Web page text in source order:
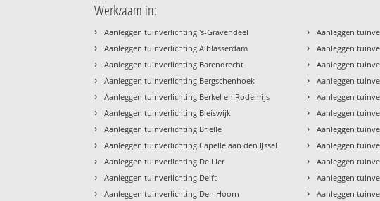
Werkzaam in:
› Aanleggen tuinverlichting 's-Gravendeel
› Aanleggen tuinverlichting Alblasserdam
› Aanleggen tuinverlichting Barendrecht
› Aanleggen tuinverlichting Bergschenhoek
› Aanleggen tuinverlichting Berkel en Rodenrijs
› Aanleggen tuinverlichting Bleiswijk
› Aanleggen tuinverlichting Brielle
› Aanleggen tuinverlichting Capelle aan den IJssel
› Aanleggen tuinverlichting De Lier
› Aanleggen tuinverlichting Delft
› Aanleggen tuinverlichting Den Hoorn
› Aanleggen
› Aanleggen
› Aanleggen
› Aanleggen
› Aanleggen
› Aanleggen
› Aanleggen
› Aanleggen
› Aanleggen
› Aanleggen
› Aanleggen